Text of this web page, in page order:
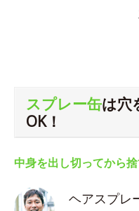
スプレー缶は穴
OK！
中身を出し切ってから
ヘアスプレ